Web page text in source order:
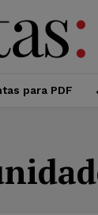
para PDF